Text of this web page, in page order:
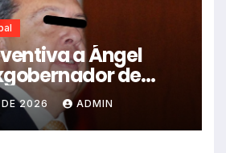
a Ángel
de
caso Ayotzinapa
2026 ADMIN